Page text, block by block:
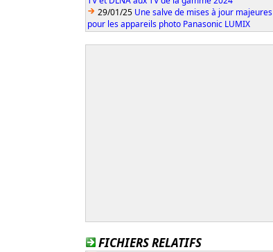
29/01/25 Une salve de mises à jour majeures
pour les appareils photo Panasonic LUMIX
FICHIERS RELATIFS